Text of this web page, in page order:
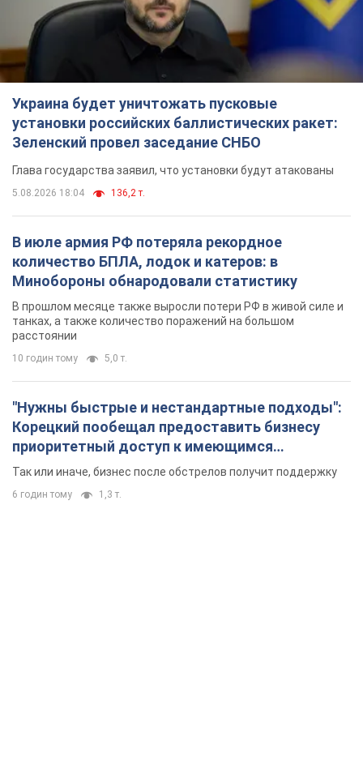
Украина будет уничтожать пусковые
установки российских баллистических ракет:
Зеленский провел заседание СНБО
Глава государства заявил, что установки будут атакованы
5.08.2026 18:04 136,2 т.
В июле армия РФ потеряла рекордное
количество БПЛА, лодок и катеров: в
Минобороны обнародовали статистику
В прошлом месяце также выросли потери РФ в живой силе и
танках, а также количество поражений на большом
расстоянии
10 годин тому 5,0 т.
"Нужны быстрые и нестандартные подходы":
Корецкий пообещал предоставить бизнесу
приоритетный доступ к имеющимся
складским помещениям
Так или иначе, бизнес после обстрелов получит поддержку
6 годин тому 1,3 т.